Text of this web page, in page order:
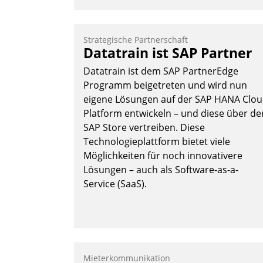
Strategische Partnerschaft
Datatrain ist SAP Partner
Datatrain ist dem SAP PartnerEdge
Programm beigetreten und wird nun
eigene Lösungen auf der SAP HANA
Platform entwickeln – und diese über
SAP Store vertreiben. Diese
Technologieplattform bietet viele
Möglichkeiten für noch innovativere
Lösungen – auch als Software-as-a-
Service (SaaS).
Mieterkommunikation